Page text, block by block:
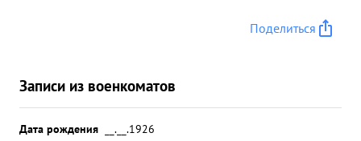
Поделиться
Записи из военкоматов
Дата рождения
__.__.1926